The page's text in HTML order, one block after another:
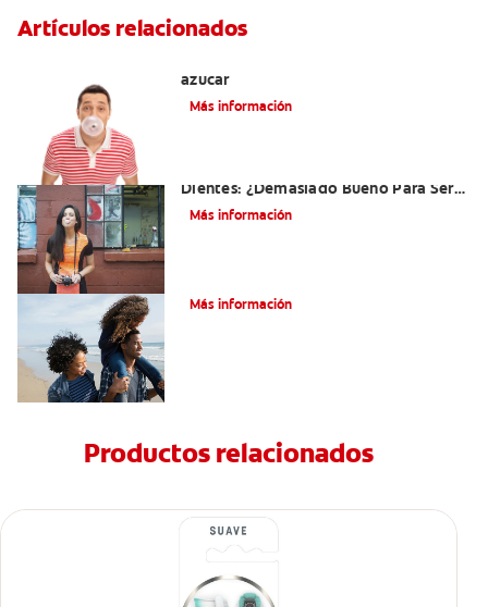
Artículos relacionados
azúcar
Más información
Dientes: ¿Demasiado Bueno Para Ser
Verdad?
Más información
Más información
Productos relacionados